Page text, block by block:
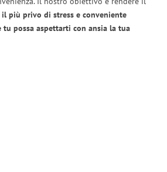
il più privo di stress e conveniente
possa aspettarti con ansia la tua